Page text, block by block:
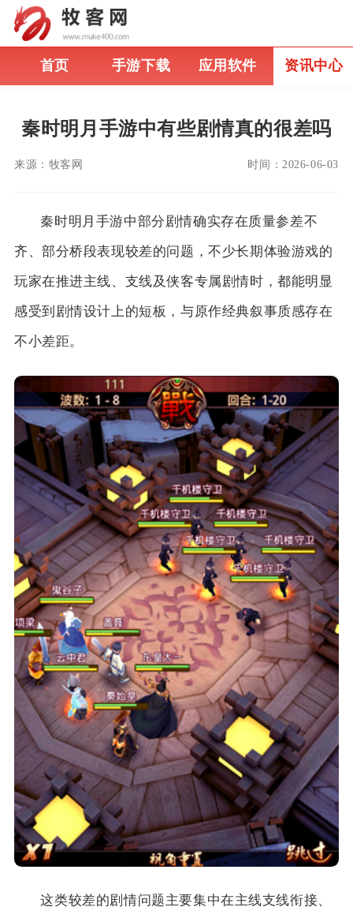
首页 手游下载 应用软件 资讯中心
秦时明月手游中有些剧情真的很差吗
来源： 牧客网 时间： 2026-06-03
秦时明月手游中部分剧情确实存在质量参差不
齐、部分桥段表现较差的问题，不少长期体验游戏的
玩家在推进主线、支线及侠客专属剧情时，都能明显
感受到剧情设计上的短板，与原作经典叙事质感存在
不小差距。
这类较差的剧情问题主要集中在主线支线衔接、